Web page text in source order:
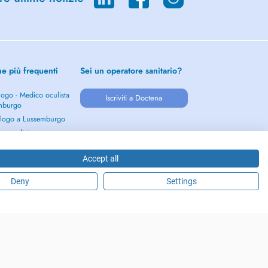
più frequenti
- Medico oculista
a Lussemburgo
a
a leggere →
Sei un operatore sanitario?
Iscriviti a Doctena
Accept all
Deny Settings